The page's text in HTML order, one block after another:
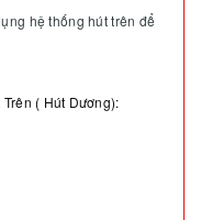
hệ thống hút trên để
( Hút Dương):